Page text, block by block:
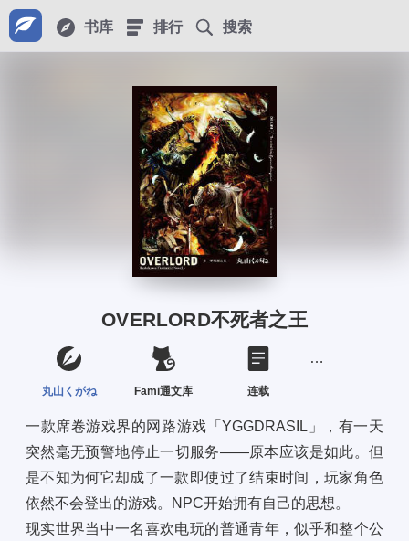
书库 排行 搜索
OVERLORD不死者之王
丸山くがね Fami通文库 连载
一款席卷游戏界的网路游戏「YGGDRASIL」，有一天
突然毫无预警地停止一切服务——原本应该是如此。但
是不知为何它却成了一款即使过了结束时间，玩家角色
依然不会登出的游戏。NPC开始拥有自己的思想。
现实世界当中一名喜欢电玩的普通青年，似乎和整个公